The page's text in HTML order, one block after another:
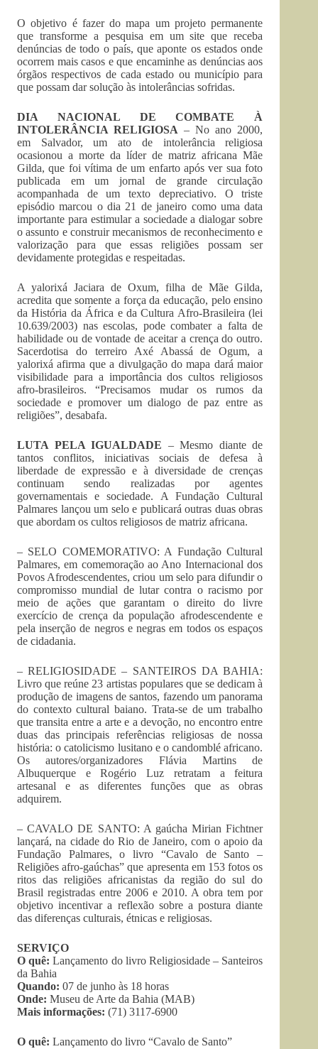
O objetivo é fazer do mapa um projeto permanente
que transforme a pesquisa em um site que receba
denúncias de todo o país, que aponte os estados onde
ocorrem mais casos e que encaminhe as denúncias aos
órgãos respectivos de cada estado ou município para
que possam dar solução às intolerâncias sofridas.
DIA NACIONAL DE COMBATE À
INTOLERÂNCIA RELIGIOSA – No ano 2000,
em Salvador, um ato de intolerância religiosa
ocasionou a morte da líder de matriz africana Mãe
Gilda, que foi vítima de um enfarto após ver sua foto
publicada em um jornal de grande circulação
acompanhada de um texto depreciativo. O triste
episódio marcou o dia 21 de janeiro como uma data
importante para estimular a sociedade a dialogar sobre
o assunto e construir mecanismos de reconhecimento e
valorização para que essas religiões possam ser
devidamente protegidas e respeitadas.
A yalorixá Jaciara de Oxum, filha de Mãe Gilda,
acredita que somente a força da educação, pelo ensino
da História da África e da Cultura Afro-Brasileira (lei
10.639/2003) nas escolas, pode combater a falta de
habilidade ou de vontade de aceitar a crença do outro.
Sacerdotisa do terreiro Axé Abassá de Ogum, a
yalorixá afirma que a divulgação do mapa dará maior
visibilidade para a importância dos cultos religiosos
afro-brasileiros. “Precisamos mudar os rumos da
sociedade e promover um dialogo de paz entre as
religiões”, desabafa.
LUTA PELA IGUALDADE – Mesmo diante de
tantos conflitos, iniciativas sociais de defesa à
liberdade de expressão e à diversidade de crenças
continuam sendo realizadas por agentes
governamentais e sociedade. A Fundação Cultural
Palmares lançou um selo e publicará outras duas obras
que abordam os cultos religiosos de matriz africana.
– SELO COMEMORATIVO: A Fundação Cultural
Palmares, em comemoração ao Ano Internacional dos
Povos Afrodescendentes, criou um selo para difundir o
compromisso mundial de lutar contra o racismo por
meio de ações que garantam o direito do livre
exercício de crença da população afrodescendente e
pela inserção de negros e negras em todos os espaços
de cidadania.
– RELIGIOSIDADE – SANTEIROS DA BAHIA:
Livro que reúne 23 artistas populares que se dedicam à
produção de imagens de santos, fazendo um panorama
do contexto cultural baiano. Trata-se de um trabalho
que transita entre a arte e a devoção, no encontro entre
duas das principais referências religiosas de nossa
história: o catolicismo lusitano e o candomblé africano.
Os autores/organizadores Flávia Martins de
Albuquerque e Rogério Luz retratam a feitura
artesanal e as diferentes funções que as obras
adquirem.
– CAVALO DE SANTO: A gaúcha Mirian Fichtner
lançará, na cidade do Rio de Janeiro, com o apoio da
Fundação Palmares, o livro “Cavalo de Santo –
Religiões afro-gaúchas” que apresenta em 153 fotos os
ritos das religiões africanistas da região do sul do
Brasil registradas entre 2006 e 2010. A obra tem por
objetivo incentivar a reflexão sobre a postura diante
das diferenças culturais, étnicas e religiosas.
SERVIÇO
O quê: Lançamento do livro Religiosidade – Santeiros
da Bahia
Quando: 07 de junho às 18 horas
Onde: Museu de Arte da Bahia (MAB)
Mais informações: (71) 3117-6900
O quê: Lançamento do livro “Cavalo de Santo”